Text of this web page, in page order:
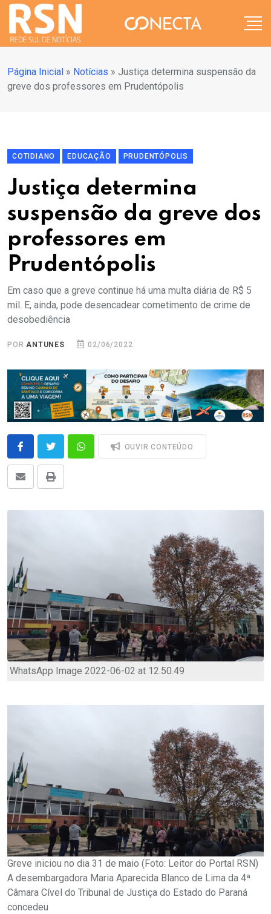
Página Inicial » Notícias » Justiça determina suspensão da
greve dos professores em Prudentópolis
COTIDIANO EDUCAÇÃO PRUDENTÓPOLIS
Justiça determina
suspensão da greve dos
professores em
Prudentópolis
Em caso que a greve continue há uma multa diária de R$ 5
mil. E, ainda, pode desencadear cometimento de crime de
desobediência
PORANTUNES 02/06/2022
OUVIR CONTEÚDO
WhatsApp Image 2022-06-02 at 12.50.49
Greve iniciou no dia 31 de maio (Foto: Leitor do Portal RSN)
A desembargadora Maria Aparecida Blanco de Lima da 4ª
Câmara Cível do Tribunal de Justiça do Estado do Paraná
concedeu